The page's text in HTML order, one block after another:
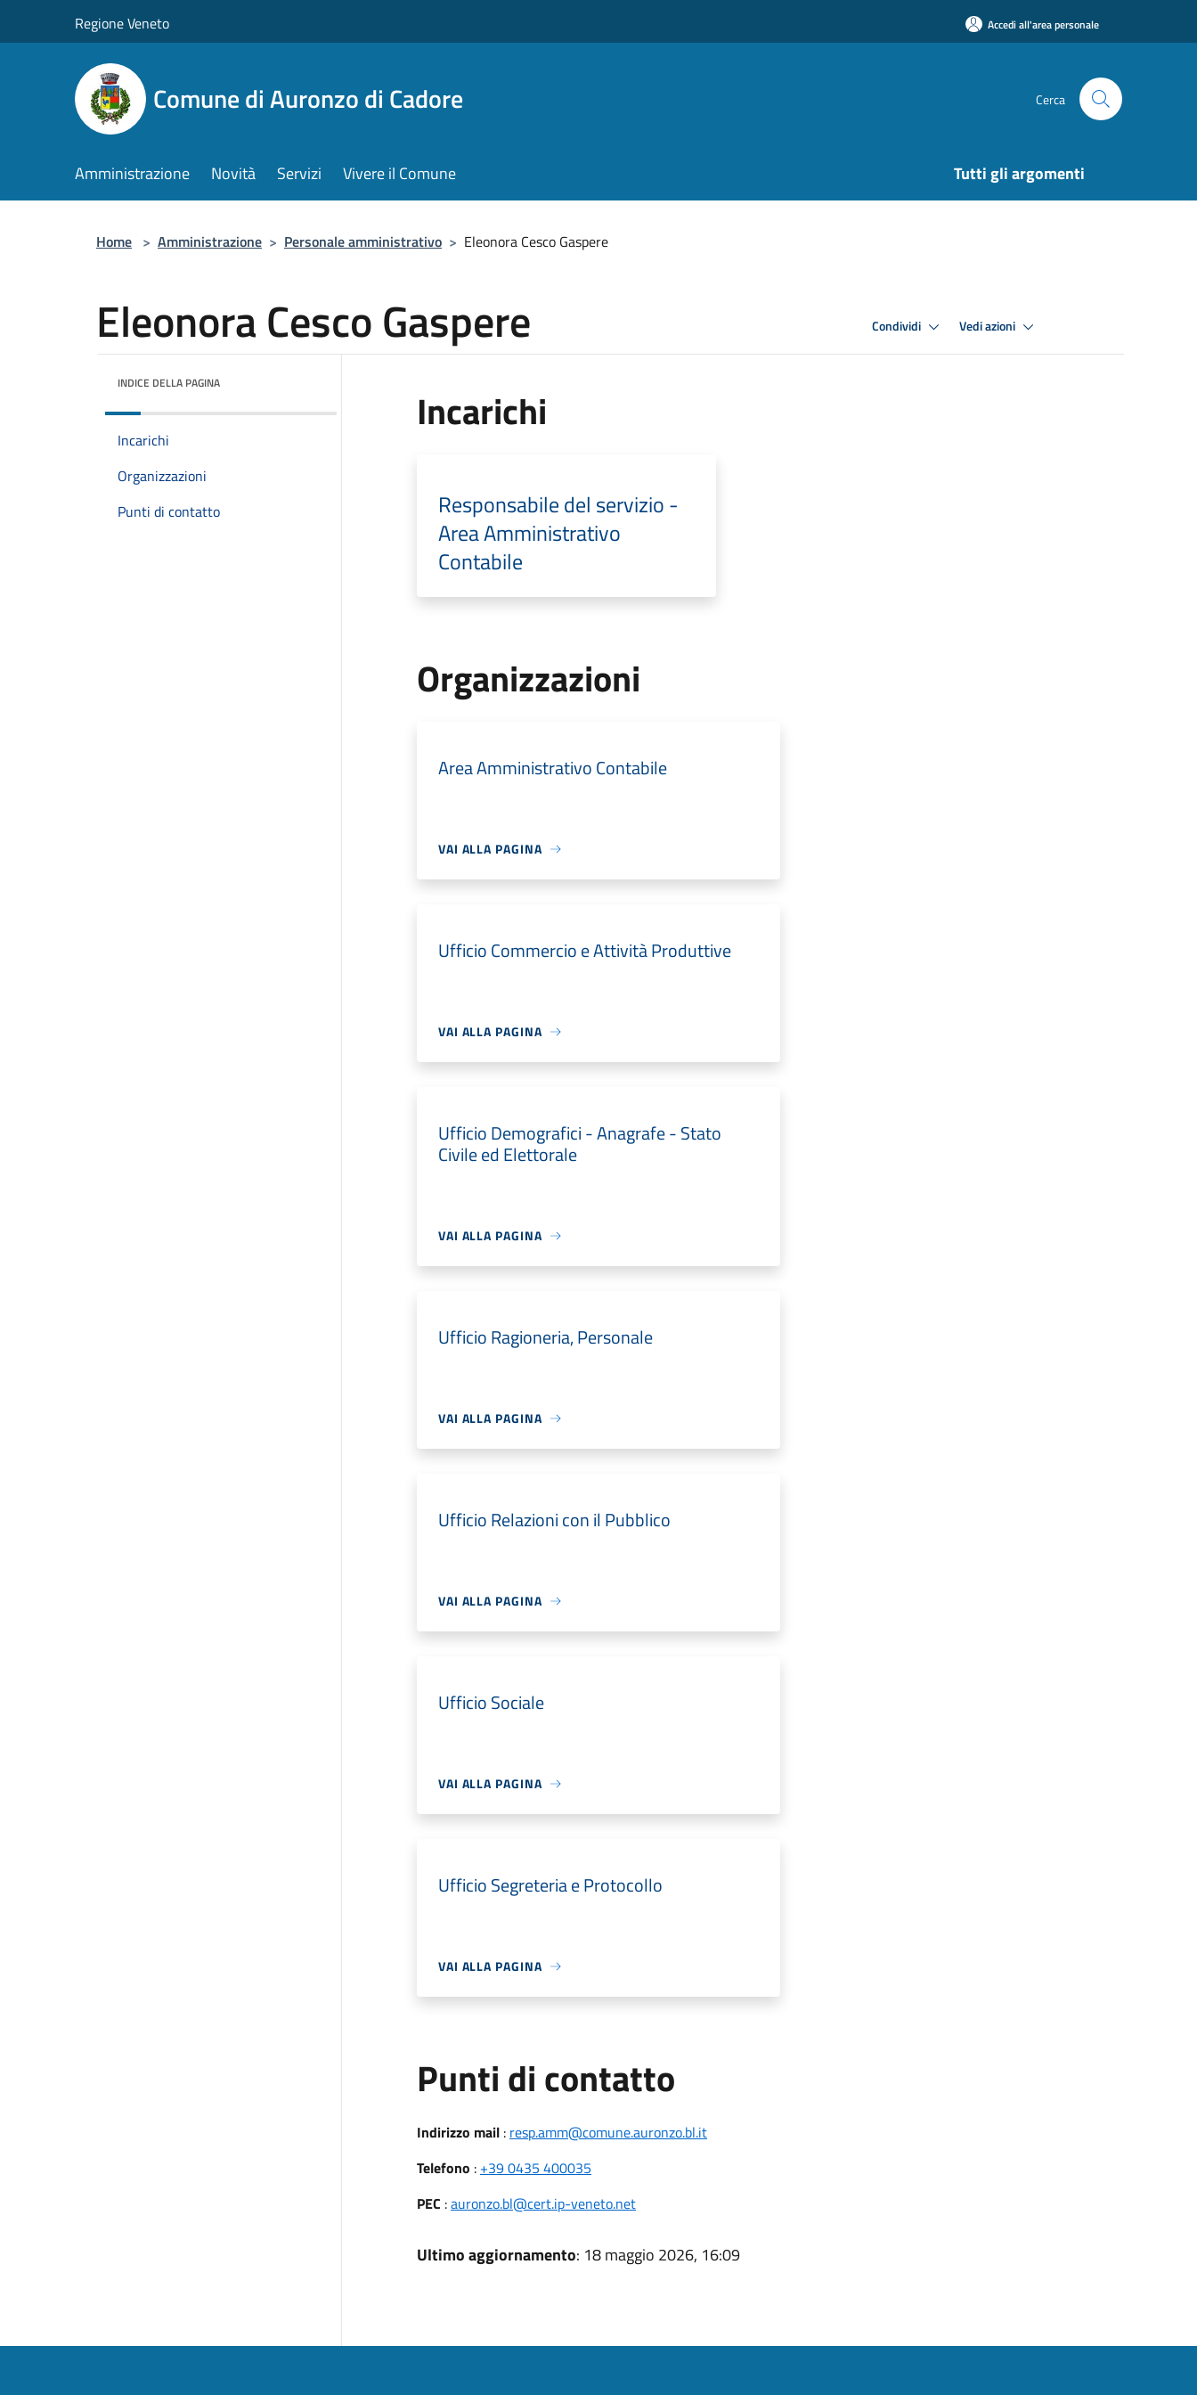
Regione Veneto Accedi all'area personale
Comune di Auronzo di Cadore Cerca
Amministrazione Novità Servizi Vivere il Comune Tutti gli argomenti
Home > Amministrazione > Personale amministrativo > Eleonora Cesco Gaspere
Eleonora Cesco Gaspere Condividi Vedi azioni
INDICE DELLA PAGINA
Incarichi
Organizzazioni
Punti di contatto
Incarichi
Responsabile del servizio -
Area Amministrativo
Contabile
Organizzazioni
Area Amministrativo Contabile
VAI ALLA PAGINA
Ufficio Commercio e Attività Produttive
VAI ALLA PAGINA
Ufficio Demografici - Anagrafe - Stato
Civile ed Elettorale
VAI ALLA PAGINA
Ufficio Ragioneria, Personale
VAI ALLA PAGINA
Ufficio Relazioni con il Pubblico
VAI ALLA PAGINA
Ufficio Sociale
VAI ALLA PAGINA
Ufficio Segreteria e Protocollo
VAI ALLA PAGINA
Punti di contatto
Indirizzo mail: resp.amm@comune.auronzo.bl.it
Telefono : +39 0435 400035
PEC :auronzo.bl@cert.ip-veneto.net
Ultimo aggiornamento: 18 maggio 2026, 16:09